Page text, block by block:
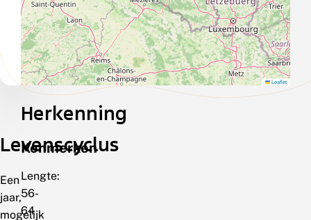
Leaflet
Levenscyclus
Een
jaar,
mogelijk
Herkenning
Kenmerken
Lengte:
56-
64